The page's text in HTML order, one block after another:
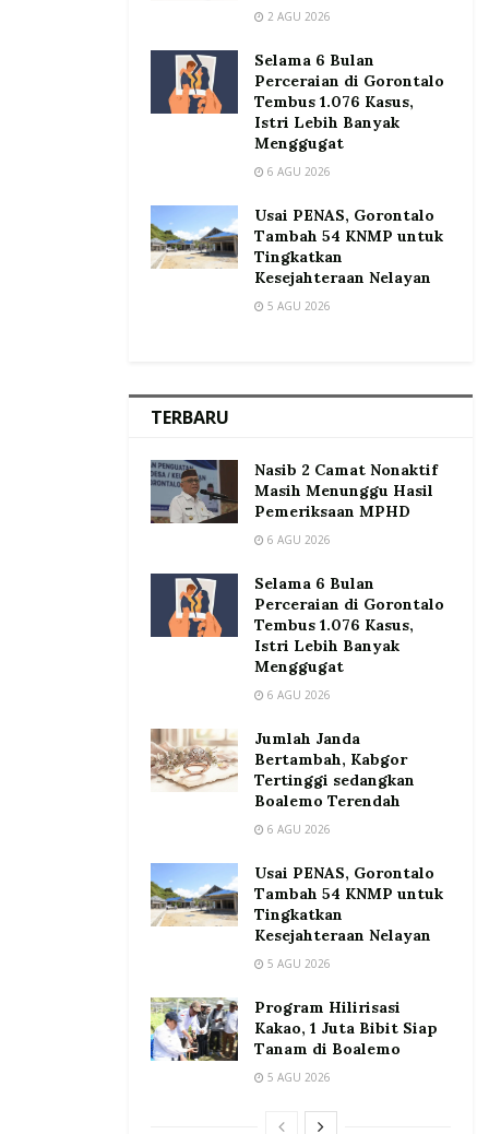
2 AGU 2026
Selama 6 Bulan
Perceraian di Gorontalo
Tembus 1.076 Kasus,
Istri Lebih Banyak
Menggugat
6 AGU 2026
Usai PENAS, Gorontalo
Tambah 54 KNMP untuk
Tingkatkan
Kesejahteraan Nelayan
5 AGU 2026
TERBARU
Nasib 2 Camat Nonaktif
Masih Menunggu Hasil
Pemeriksaan MPHD
6 AGU 2026
Selama 6 Bulan
Perceraian di Gorontalo
Tembus 1.076 Kasus,
Istri Lebih Banyak
Menggugat
6 AGU 2026
Jumlah Janda
Bertambah, Kabgor
Tertinggi sedangkan
Boalemo Terendah
6 AGU 2026
Usai PENAS, Gorontalo
Tambah 54 KNMP untuk
Tingkatkan
Kesejahteraan Nelayan
5 AGU 2026
Program Hilirisasi
Kakao, 1 Juta Bibit Siap
Tanam di Boalemo
5 AGU 2026